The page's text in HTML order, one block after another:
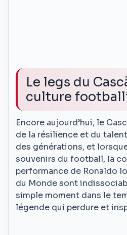
Le legs du
culture
Encore aujourd’hui, le
de la résilience et du
des générations, et
souvenirs du football, la
performance de Ronaldo
du Monde sont
simple moment dans le
légende qui perdure et